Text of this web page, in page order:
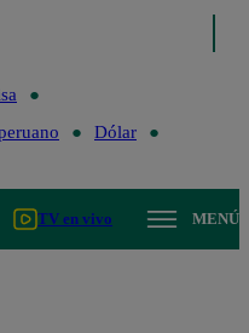
Dólar
TV en vivo MENÚ